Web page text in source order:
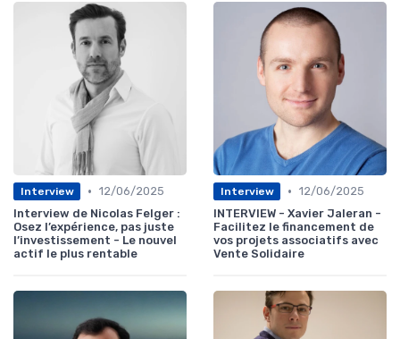
Interview • 12/06/2025
Interview de Nicolas Felger :
Osez l’expérience, pas juste
l’investissement - Le nouvel
actif le plus rentable
Interview • 12/06/2025
INTERVIEW - Xavier Jaleran -
Facilitez le financement de
vos projets associatifs avec
Vente Solidaire